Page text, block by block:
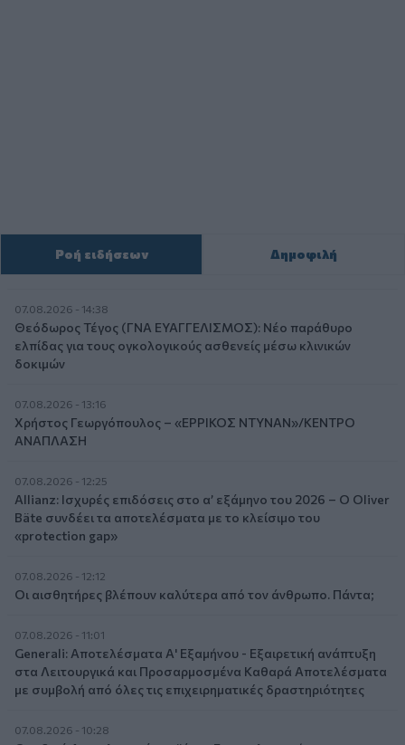
Ροή ειδήσεων Δημοφιλή
07.08.2026 - 14:38
Θεόδωρος Τέγος (ΓΝΑ ΕΥΑΓΓΕΛΙΣΜΟΣ): Νέο παράθυρο
ελπίδας για τους ογκολογικούς ασθενείς μέσω κλινικών
δοκιμών
07.08.2026 - 13:16
Χρήστος Γεωργόπουλος – «ΕΡΡΙΚΟΣ ΝΤΥΝΑΝ»/ΚΕΝΤΡΟ
ΑΝΑΠΛΑΣΗ
07.08.2026 - 12:25
Allianz: Ισχυρές επιδόσεις στο α’ εξάμηνο του 2026 – Ο Oliver
Bäte συνδέει τα αποτελέσματα με το κλείσιμο του
«protection gap»
07.08.2026 - 12:12
Οι αισθητήρες βλέπουν καλύτερα από τον άνθρωπο. Πάντα;
07.08.2026 - 11:01
Generali: Αποτελέσματα Α' Εξαμήνου - Εξαιρετική ανάπτυξη
στα Λειτουργικά και Προσαρμοσμένα Καθαρά Αποτελέσματα
με συμβολή από όλες τις επιχειρηματικές δραστηριότητες
07.08.2026 - 10:28